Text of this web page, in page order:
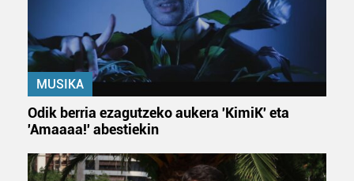
MUSIKA
Odik berria ezagutzeko aukera 'KimiK' eta
'Amaaaa!' abestiekin